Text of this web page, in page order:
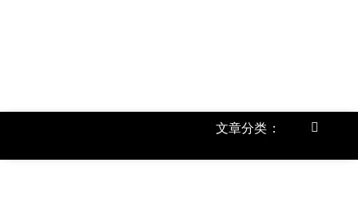
文章分类：
Toggle